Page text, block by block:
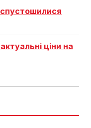
ціни на